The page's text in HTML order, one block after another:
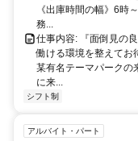
《出庫時間の幅》6
務...
仕事内容: 『面倒見の
働ける環境を整えて
某有名テーマパーク
に来...
シフト制
アルバイト・パート